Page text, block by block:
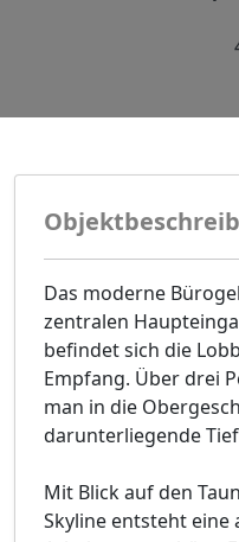
Das moderne
zentralen
befindet sich die
Empfang. Über drei
man in die
darunterliegende
Mit Blick auf den
Skyline entsteht eine